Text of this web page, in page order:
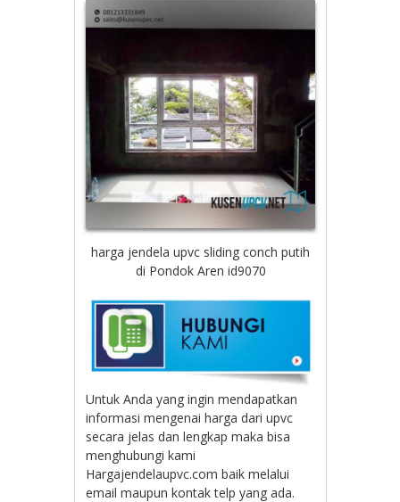
harga jendela upvc sliding conch putih
di Pondok Aren id9070
Untuk Anda yang ingin mendapatkan
informasi mengenai harga dari upvc
secara jelas dan lengkap maka bisa
menghubungi kami
Hargajendelaupvc.com baik melalui
email maupun kontak telp yang ada.